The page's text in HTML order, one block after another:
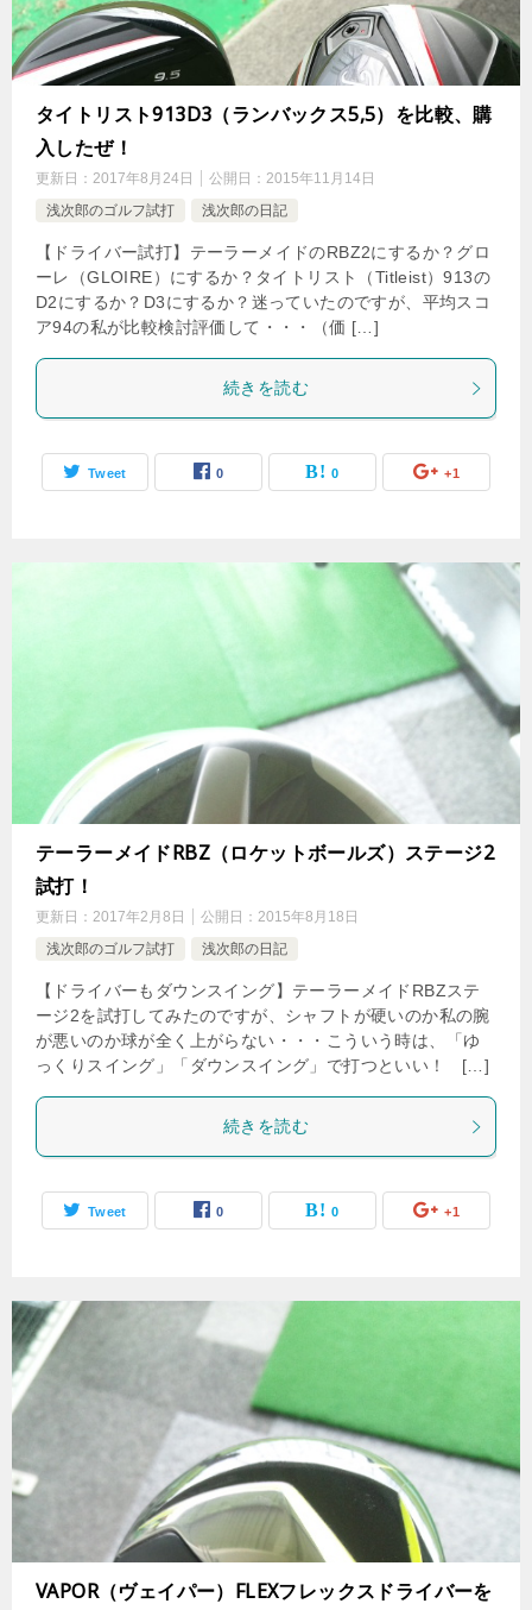
タイトリスト913D3（ランバックス5,5）を比較、購
入したぜ！
更新日： 2017年8月24日 公開日： 2015年11月14日
浅次郎のゴルフ試打
浅次郎の日記
【ドライバー試打】テーラーメイドのRBZ2にするか？グロ
ーレ（GLOIRE）にするか？タイトリスト（Titleist）913の
D2にするか？D3にするか？迷っていたのですが、平均スコ
ア94の私が比較検討評価して・・・（価 […]
続きを読む
Tweet 0 0 +1
テーラーメイドRBZ（ロケットボールズ）ステージ2
試打！
更新日： 2017年2月8日 公開日： 2015年8月18日
浅次郎のゴルフ試打
浅次郎の日記
【ドライバーもダウンスイング】テーラーメイドRBZステ
ージ2を試打してみたのですが、シャフトが硬いのか私の腕
が悪いのか球が全く上がらない・・・こういう時は、「ゆ
っくりスイング」「ダウンスイング」で打つといい！ […]
続きを読む
Tweet 0 0 +1
VAPOR（ヴェイパー）FLEXフレックスドライバーを